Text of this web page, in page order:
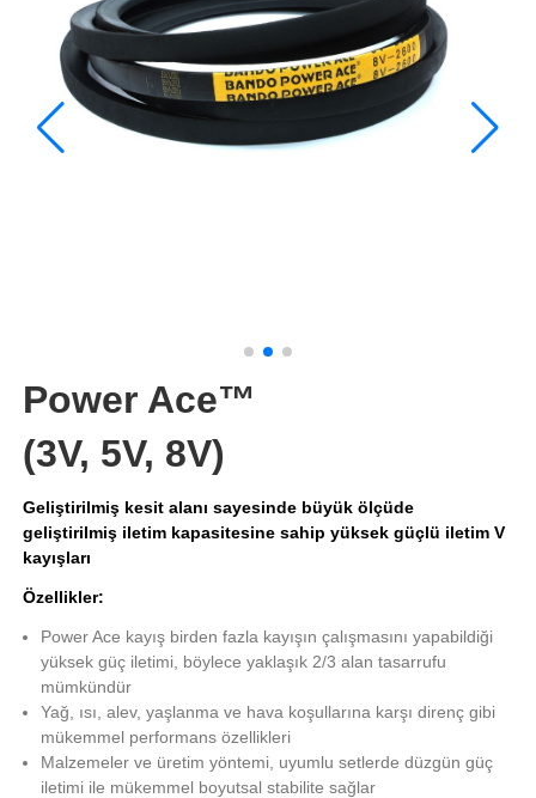
Power Ace™
(3V, 5V, 8V)
Geliştirilmiş kesit alanı sayesinde büyük ölçüde
geliştirilmiş iletim kapasitesine sahip yüksek güçlü iletim V
kayışları
Özellikler:
Power Ace kayış birden fazla kayışın çalışmasını yapabildiği
yüksek güç iletimi, böylece yaklaşık 2/3 alan tasarrufu
mümkündür
Yağ, ısı, alev, yaşlanma ve hava koşullarına karşı direnç gibi
mükemmel performans özellikleri
Malzemeler ve üretim yöntemi, uyumlu setlerde düzgün güç
iletimi ile mükemmel boyutsal stabilite sağlar